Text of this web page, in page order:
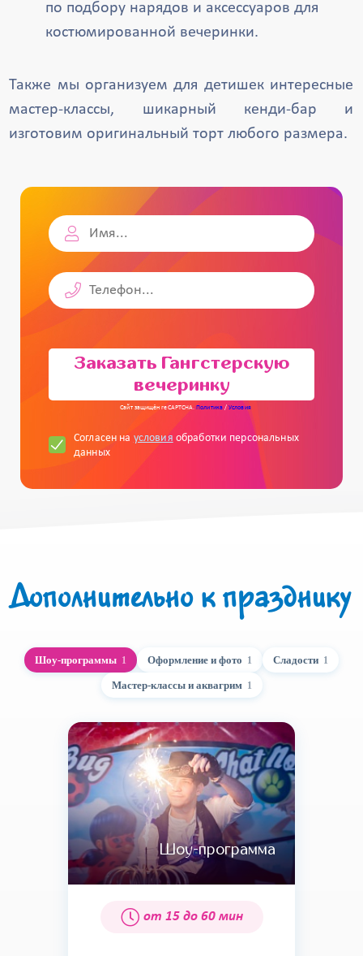
по подбору нарядов и аксессуаров для
костюмированной вечеринки.
Также мы организуем для детишек интересные
мастер-классы, шикарный кенди-бар и
изготовим оригинальный торт любого размера.
Заказать Гангстерскую
вечеринку
Сайт защищён reCAPTCHA. Политика/Условия
Согласен на условия обработки персональных
данных
Дополнительно к празднику
Шоу-программы 1 Оформление и фото 1 Сладости 1
Мастер-классы и аквагрим 1
Шоу-программа
от 15 до 60 мин